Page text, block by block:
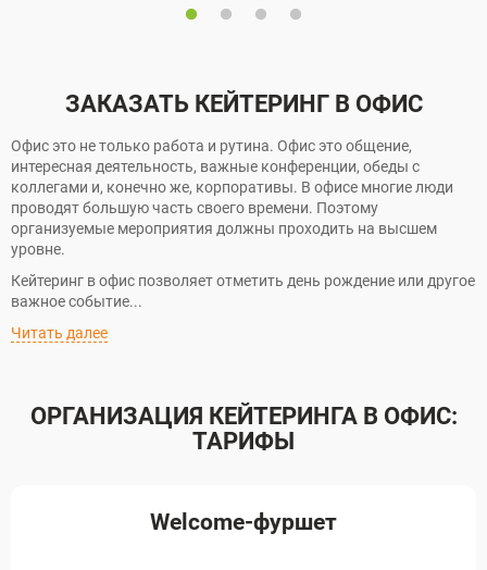
ЗАКАЗАТЬ КЕЙТЕРИНГ В ОФИС
Офис это не только работа и рутина. Офис это общение,
интересная деятельность, важные конференции, обеды с
коллегами и, конечно же, корпоративы. В офисе многие люди
проводят большую часть своего времени. Поэтому
организуемые мероприятия должны проходить на высшем
уровне.
Кейтеринг в офис позволяет отметить день рождение или другое
важное событие...
Читать далее
ОРГАНИЗАЦИЯ КЕЙТЕРИНГА В ОФИС:
ТАРИФЫ
Welcome-фуршет